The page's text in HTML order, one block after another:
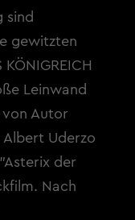
sind
gewitzten
Leinwand
von Autor
Albert Uderzo
der
Nach